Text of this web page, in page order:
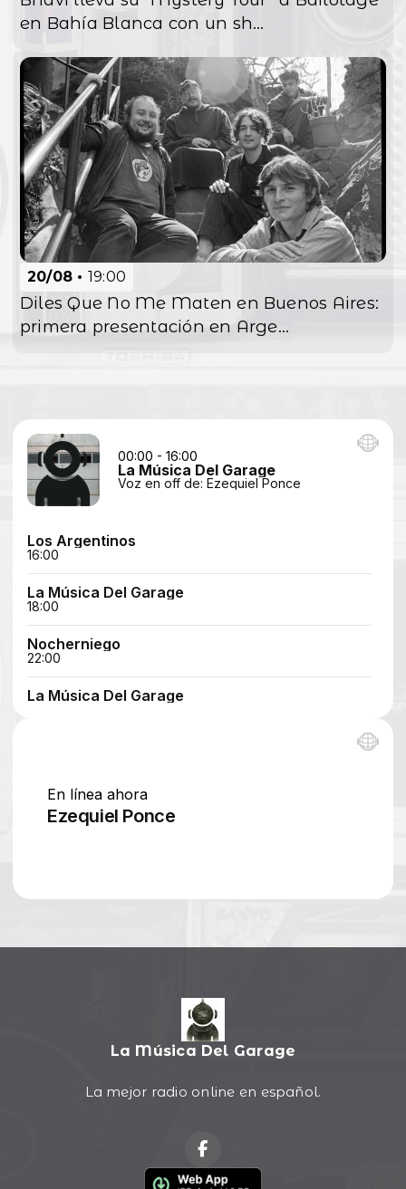
en Bahía Blanca con un sh...
20/08 19:00
Diles Que No Me Maten en Buenos Aires:
primera presentación en Arge...
La Música Del Garage
La mejor radio online en español.